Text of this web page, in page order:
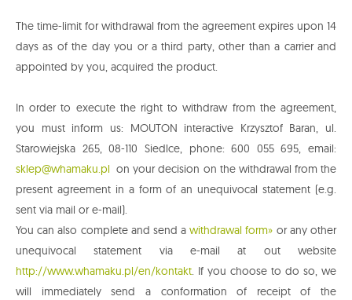
The time-limit for withdrawal from the agreement expires upon 14
days as of the day you or a third party, other than a carrier and
appointed by you, acquired the product.
In order to execute the right to withdraw from the agreement,
you must inform us: MOUTON interactive Krzysztof Baran, ul.
Starowiejska 265, 08-110 Siedlce, phone: 600 055 695, email:
sklep@whamaku.pl on your decision on the withdrawal from the
present agreement in a form of an unequivocal statement (e.g.
sent via mail or e-mail).
You can also complete and send awithdrawal form» or any other
unequivocal statement via e-mail at out website
http://www.whamaku.pl/en/kontakt. If you choose to do so, we
will immediately send a conformation of receipt of the